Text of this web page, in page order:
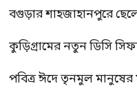
বগুড়ার শাহজাহানপুরে
কুড়িগ্রামের নতুন ডিসি
পবিত্র ঈদে তৃনমুল মানুষের